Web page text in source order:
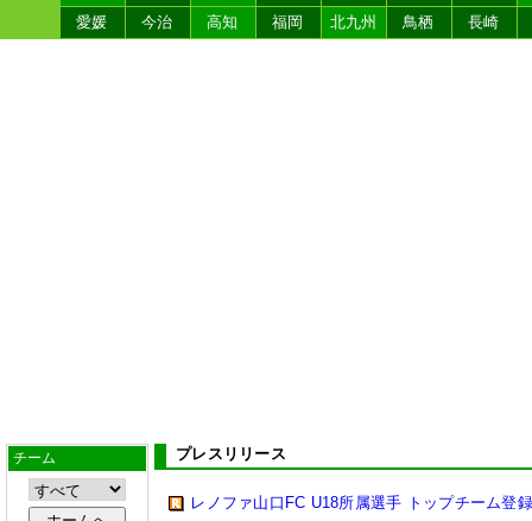
愛媛
今治 高知 福岡 北九州 鳥栖 長崎
チーム プレスリリース
レノファ山口FC U18所属選手 トップチーム登